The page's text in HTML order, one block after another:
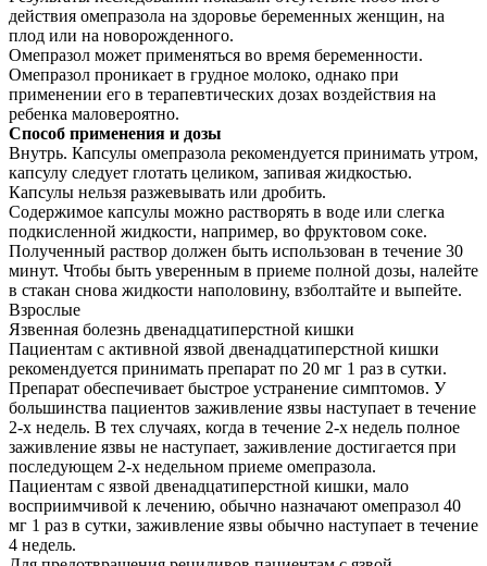
действия омепразола на здоровье беременных женщин, на
плод или на новорожденного.
Омепразол может применяться во время беременности.
Омепразол проникает в грудное молоко, однако при
применении его в терапевтических дозах воздействия на
ребенка маловероятно.
Способ применения и дозы
Внутрь. Капсулы омепразола рекомендуется принимать утром,
капсулу следует глотать целиком, запивая жидкостью.
Капсулы нельзя разжевывать или дробить.
Содержимое капсулы можно растворять в воде или слегка
подкисленной жидкости, например, во фруктовом соке.
Полученный раствор должен быть использован в течение 30
минут. Чтобы быть уверенным в приеме полной дозы, налейте
в стакан снова жидкости наполовину, взболтайте и выпейте.
Взрослые
Язвенная болезнь двенадцатиперстной кишки
Пациентам с активной язвой двенадцатиперстной кишки
рекомендуется принимать препарат по 20 мг 1 раз в сутки.
Препарат обеспечивает быстрое устранение симптомов. У
большинства пациентов заживление язвы наступает в течение
2-х недель. В тех случаях, когда в течение 2-х недель полное
заживление язвы не наступает, заживление достигается при
последующем 2-х недельном приеме омепразола.
Пациентам с язвой двенадцатиперстной кишки, мало
восприимчивой к лечению, обычно назначают омепразол 40
мг 1 раз в сутки, заживление язвы обычно наступает в течение
4 недель.